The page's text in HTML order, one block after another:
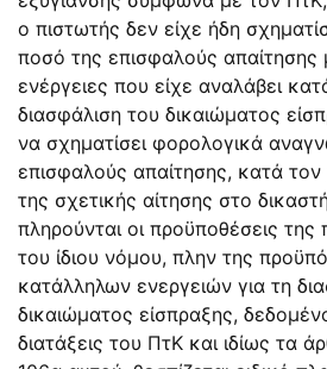
ο πιστωτής δεν είχε ήδη
ποσό της επισφαλούς απαίτησης
ενέργειες που είχε αναλάβει
διασφάλιση του δικαιώματος
να σχηματίσει φορολογικά
επισφαλούς απαίτησης, κατά
της σχετικής αίτησης στο
πληρούνται οι προϋποθέσεις
του ίδιου νόμου, πλην της
κατάλληλων ενεργειών για τη
δικαιώματος είσπραξης,
διατάξεις του ΠτΚ και ιδίως τα